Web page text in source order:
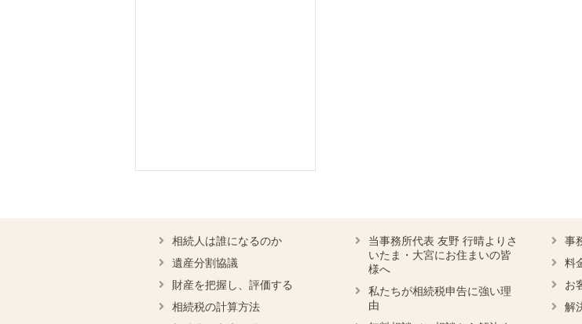
相続人は誰になるのか
遺産分割協議
財産を把握し、評価する
相続税の計算方法
当事務所代表 友野 行晴よりさ
いたま・大宮にお住まいの皆
様へ
私たちが相続税申告に強い理
由
事
料
お
解